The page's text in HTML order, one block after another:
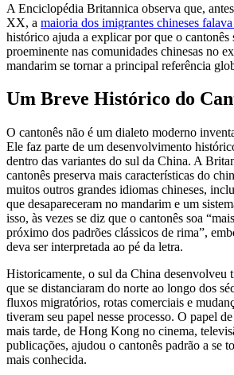
A Enciclopédia Britannica observa que,
XX, a maioria dos imigrantes chineses
histórico ajuda a explicar por que o cantonês
proeminente nas comunidades chinesas no
mandarim se tornar a principal referência
Um Breve Histórico do
O cantonês não é um dialeto moderno
Ele faz parte de um desenvolvimento
dentro das variantes do sul da China. A
cantonês preserva mais características do
muitos outros grandes idiomas chineses,
que desapareceram no mandarim e um
isso, às vezes se diz que o cantonês soa
próximo dos padrões clássicos de rima”,
deva ser interpretada ao pé da letra.
Historicamente, o sul da China desenvolveu
que se distanciaram do norte ao longo dos
fluxos migratórios, rotas comerciais e
tiveram seu papel nesse processo. O papel
mais tarde, de Hong Kong no cinema,
publicações, ajudou o cantonês padrão a se
mais conhecida.